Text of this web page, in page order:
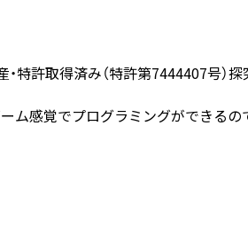
特許取得済み（特許第7444407号）
ム感覚でプログラミングができるの